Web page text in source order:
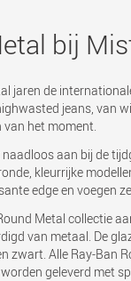
bij
jaren de
jeans, van
het moment.
aan bij de
kleurrijke
edge en voegen
Metal collectie
van metaal. De
zwart. Alle Ray-Ban
geleverd met